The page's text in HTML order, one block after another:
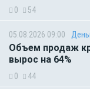
0 54
05.08.2026 09:00
Объем продаж
вырос на 64%
0 44